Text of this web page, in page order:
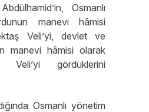
Osmanlı
manevi hâmisi
Veli’yi, devlet ve
manevi hâmisi olarak
Veli’yi gördüklerini
Osmanlı yönetim